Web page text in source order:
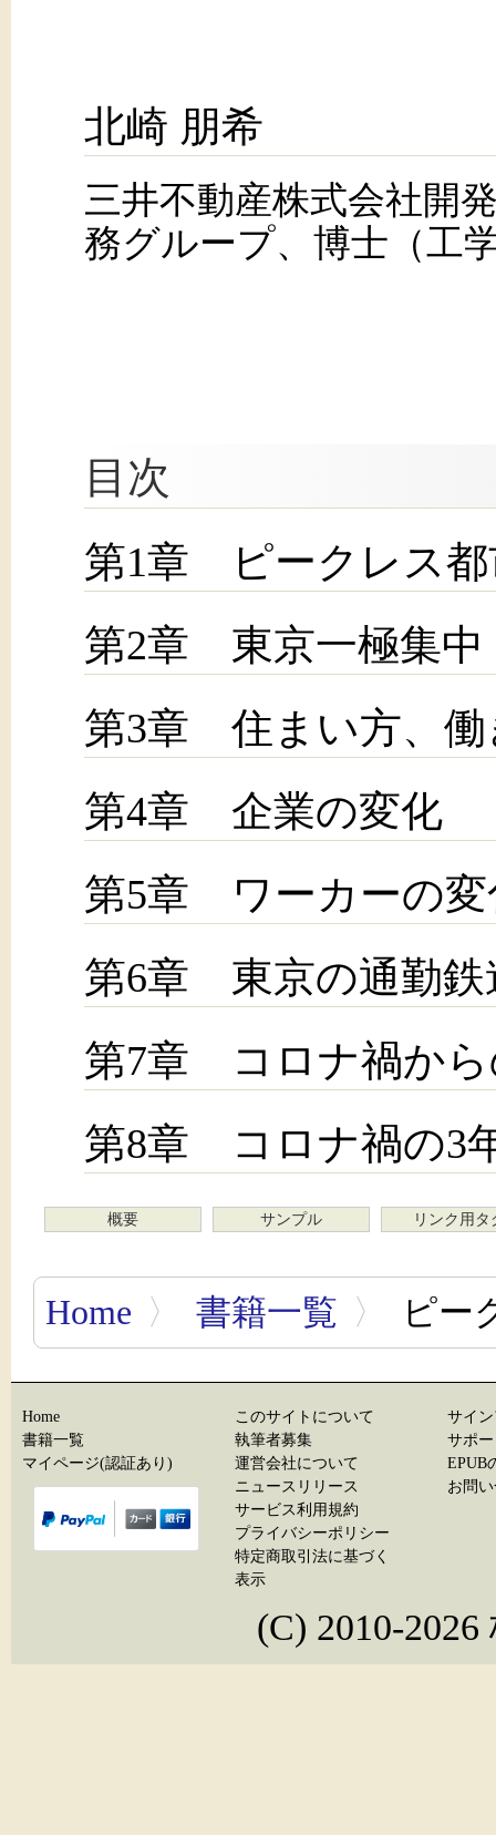
北崎 朋希
三井不動産株式会社開
務グループ、博士（工
目次
第1章 ピークレス都
第2章 東京一極集中
第3章 住まい方、働
第4章 企業の変化
第5章 ワーカーの変
第6章 東京の通勤鉄
第7章 コロナ禍から
第8章 コロナ禍の3
概要 サンプル リンク用タ
Home 〉 書籍一覧 〉 ピー
Home
書籍一覧
マイページ(認証あり)
このサイトについて
執筆者募集
運営会社について
ニュースリリース
サービス利用規約
プライバシーポリシー
特定商取引法に基づく
表示
サイ
サポ
EPUB
お問
(C) 2010-